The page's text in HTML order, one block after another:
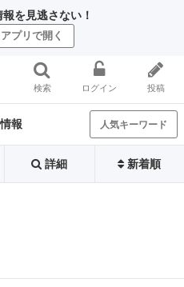
を見逃さない！
アプリで開く
検索 ログイン 投稿
報 人気キーワード
詳細 新着順